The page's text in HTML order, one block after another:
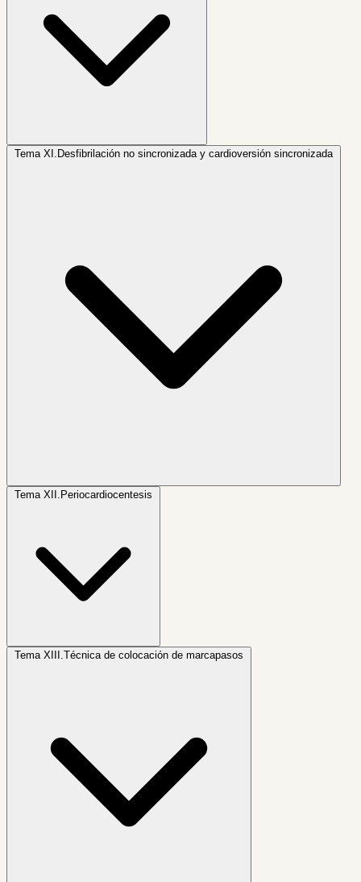
Tema XI. Desfibrilación no sincronizada y cardioversión sincronizada
Tema XII.
Tema XIII.